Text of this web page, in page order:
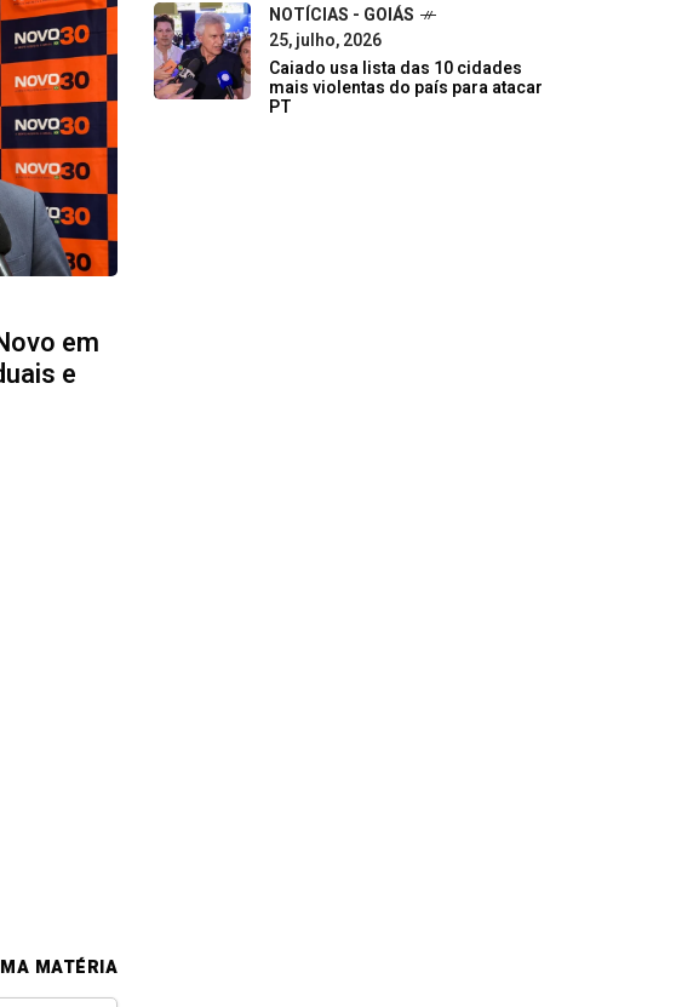
em
e
MATÉRIA
NOTÍCIAS - GOIÁS
25, julho, 2026
Caiado usa lista das 10 cidades
mais violentas do país para atacar
PT